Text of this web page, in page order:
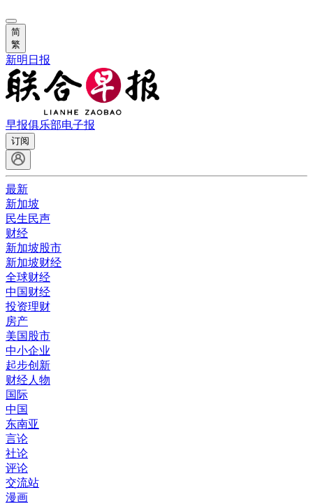
简
繁
新明日报
早报俱乐部电子报
订阅
最新
新加坡
民生民声
财经
新加坡股市
新加坡财经
全球财经
中国财经
投资理财
房产
美国股市
中小企业
起步创新
财经人物
国际
中国
东南亚
言论
社论
评论
交流站
漫画